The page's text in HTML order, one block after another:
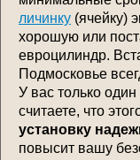
личинку (ячейку)
хорошую или
евроцилиндр.
Подмосковье
У вас только
считаете, что
установку
повысит вашу